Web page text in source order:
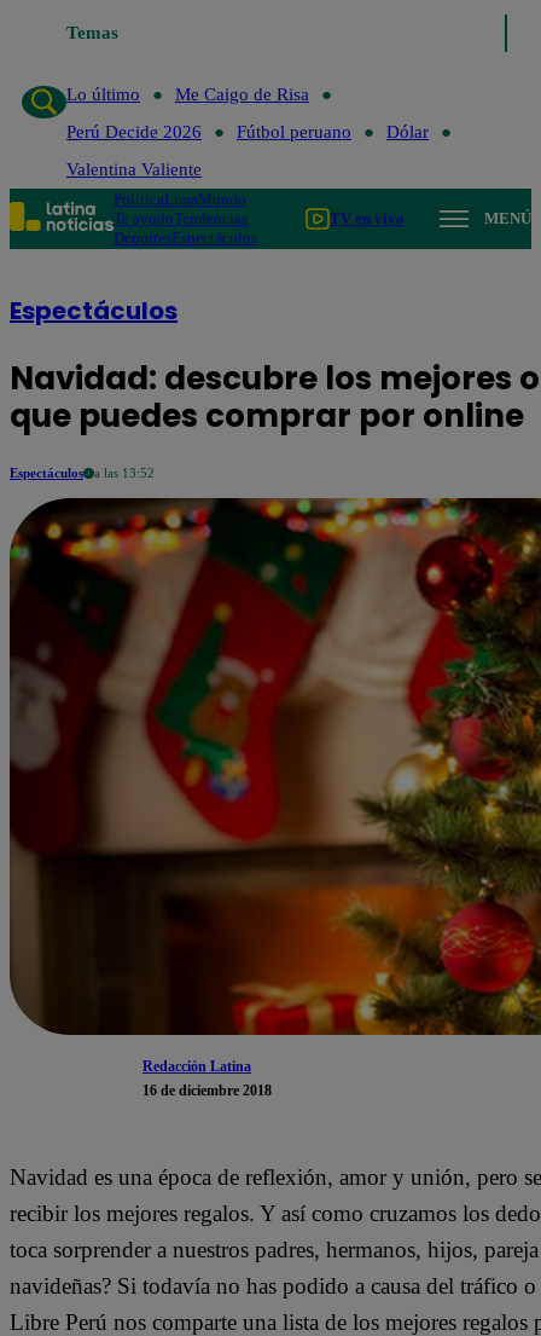
Temas
Lo último
Me Caigo de Risa
Perú Decide 2026
Fútbol peruano
Dólar
Valentina Valiente
PolíticaLimaMundo
Te ayudoTendencias
DeportesEspectáculos
TV en vivo MENÚ
Espectáculos
Navidad: descubre los mejores
que puedes comprar por online
Espectáculos a las 13:52
Redacción Latina
16 de diciembre 2018
Navidad es una época de reflexión, amor y unión, pero
recibir los mejores regalos. Y así como cruzamos los
toca sorprender a nuestros padres, hermanos, hijos,
navideñas? Si todavía no has podido a causa del tráfico
Libre Perú nos comparte una lista de los mejores